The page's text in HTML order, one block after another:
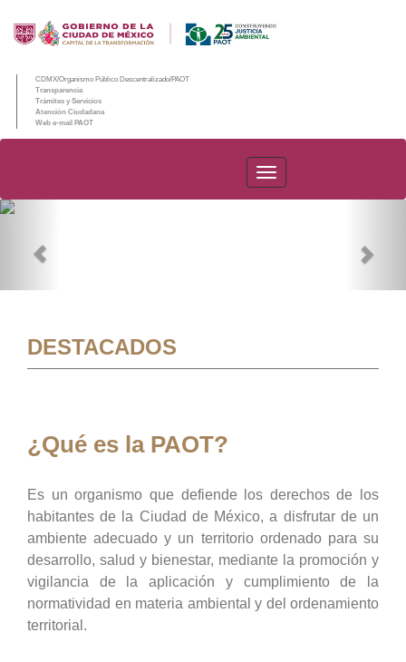
CDMX/Organismo Público Descentralizado/PAOT
Transparencia
Trámites y Servicios
Atención Ciudadana
Web e-mail PAOT
PAOT
DESTACADOS
¿Qué es la PAOT?
Es un organismo que defiende los derechos de los
habitantes de la Ciudad de México, a disfrutar de un
ambiente adecuado y un territorio ordenado para su
desarrollo, salud y bienestar, mediante la promoción y
vigilancia de la aplicación y cumplimiento de la
normatividad en materia ambiental y del ordenamiento
territorial.